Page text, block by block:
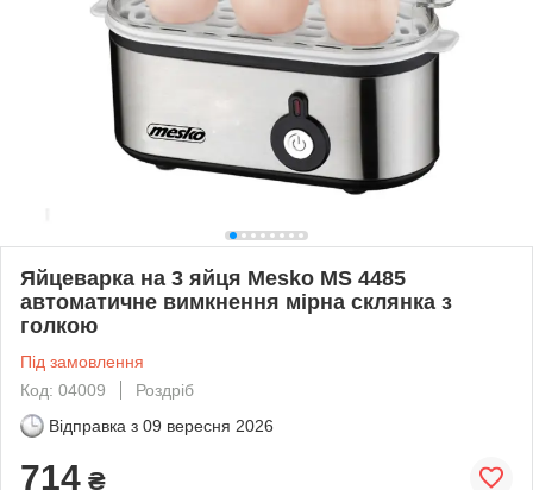
Яйцеварка на 3 яйця Mesko MS 4485
автоматичне вимкнення мірна склянка з
голкою
Під замовлення
Код: 04009
Роздріб
Відправка з 09 вересня 2026
714 ₴